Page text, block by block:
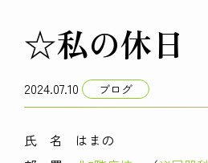
☆私の休日
2024.07.10 ブログ
氏 名 はまの